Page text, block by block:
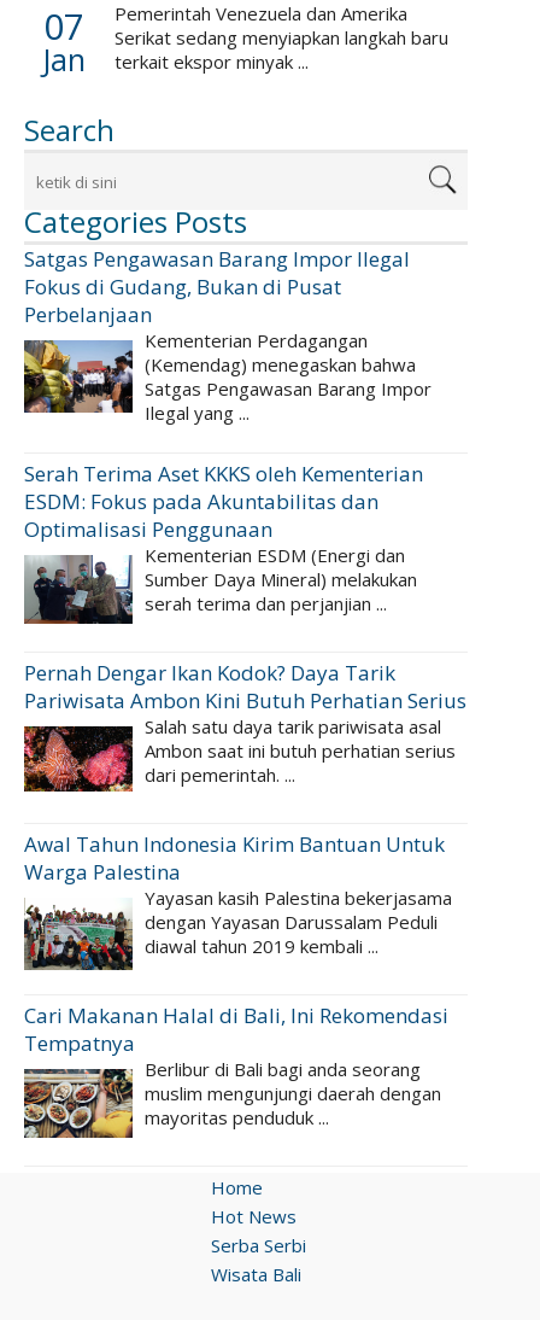
07
Jan
Pemerintah Venezuela dan Amerika
Serikat sedang menyiapkan langkah baru
terkait ekspor minyak ...
Search
Categories Posts
Satgas Pengawasan Barang Impor Ilegal
Fokus di Gudang, Bukan di Pusat
Perbelanjaan
Kementerian Perdagangan
(Kemendag) menegaskan bahwa
Satgas Pengawasan Barang Impor
Ilegal yang ...
Serah Terima Aset KKKS oleh Kementerian
ESDM: Fokus pada Akuntabilitas dan
Optimalisasi Penggunaan
Kementerian ESDM (Energi dan
Sumber Daya Mineral) melakukan
serah terima dan perjanjian ...
Pernah Dengar Ikan Kodok? Daya Tarik
Pariwisata Ambon Kini Butuh Perhatian Serius
Salah satu daya tarik pariwisata asal
Ambon saat ini butuh perhatian serius
dari pemerintah. ...
Awal Tahun Indonesia Kirim Bantuan Untuk
Warga Palestina
Yayasan kasih Palestina bekerjasama
dengan Yayasan Darussalam Peduli
diawal tahun 2019 kembali ...
Cari Makanan Halal di Bali, Ini Rekomendasi
Tempatnya
Berlibur di Bali bagi anda seorang
muslim mengunjungi daerah dengan
mayoritas penduduk ...
Home
Hot News
Serba Serbi
Wisata Bali